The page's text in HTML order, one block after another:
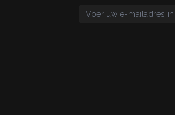
Email address